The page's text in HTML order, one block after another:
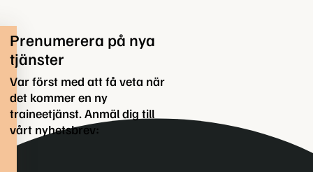
Prenumerera på nya
tjänster
Var först med att få veta när
det kommer en ny
traineetjänst. Anmäl dig till
vårt nyhetsbrev: